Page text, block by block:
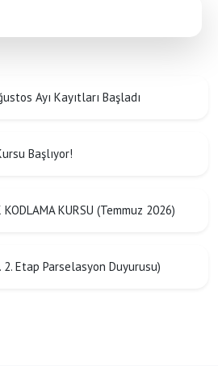
Ayı Kayıtları Başladı
Başlıyor!
KODLAMA KURSU (Temmuz 2026)
2. Etap Parselasyon Duyurusu)